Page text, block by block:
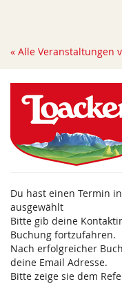
springen
« Alle Veranstaltungen
Du hast einen Termin
ausgewählt
Bitte gib deine
Buchung fortzufahren.
Nach erfolgreicher
deine Email Adresse.
Bitte zeige sie dem